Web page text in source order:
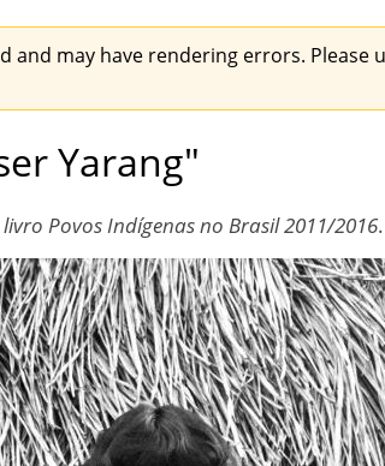
and may have rendering errors.
Yarang"
Povos Indígenas no Brasil 2011/2016.